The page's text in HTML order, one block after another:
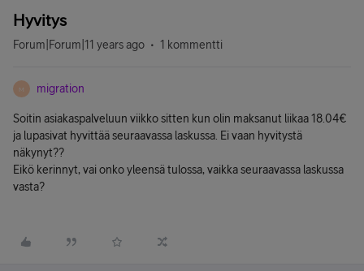
Hyvitys
Forum|Forum|11 years ago 1 kommentti
M migration
Soitin asiakaspalveluun viikko sitten kun olin maksanut liikaa 18.04€
ja lupasivat hyvittää seuraavassa laskussa. Ei vaan hyvitystä
näkynyt??
Eikö kerinnyt, vai onko yleensä tulossa, vaikka seuraavassa laskussa
vasta?